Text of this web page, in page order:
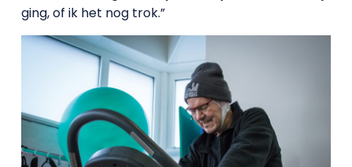
ging, of ik het nog trok.”